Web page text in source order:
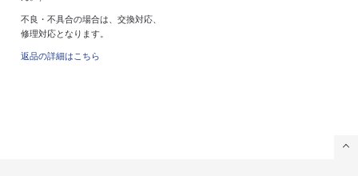
不良・不具合の場合は、交換対応、
修理対応となります。
返品の詳細はこちら